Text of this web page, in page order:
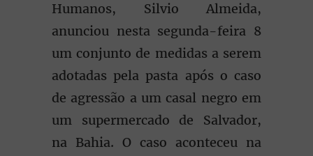
Humanos, Silvio Almeida,
anunciou nesta segunda-feira 8
um conjunto de medidas a serem
adotadas pela pasta após o caso
de agressão a um casal negro em
um supermercado de Salvador,
na Bahia. O caso aconteceu na